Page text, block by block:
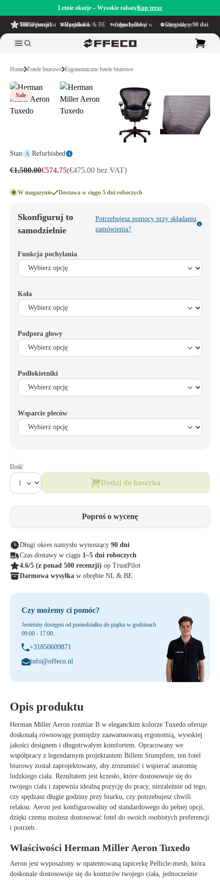
Letnie okazje – Wysokie rabatyKup teraz
4.6/5
z ponad 500 recenzji
na TrustPilot Darmowa wysyłka
w obrębie NL & BE Czas dostawy w ciągu
1–5 dni roboczych Długi okres namysłu wynoszący90 dni
Home Fotele biurowe Ergonomiczne fotele biurowe
Sale
Stan A Refurbished
€1,500.00€574.75(€475.00 bez VAT)
W magazynie Dostawa w ciągu 5 dni roboczych
Skonfiguruj to
samodzielnie
Potrzebujesz pomocy przy składaniu
zamówienia?
Funkcja pochylania
Koła
Podpora głowy
Podłokietniki
Wsparcie pleców
Ilość
Dodaj do koszyka
Poproś o wycenę
Długi okres namysłu wynoszący 90 dni
Czas dostawy w ciągu 1–5 dni roboczych
4.6/5 (z ponad 500 recenzji) op TrustPilot
Darmowa wysyłka w obrębie NL & BE
Czy możemy ci pomóc?
Jesteśmy dostępni od poniedziałku do piątku w godzinach
09:00 - 17:00.
+31850609871
info@offeco.nl
Opis produktu
Herman Miller Aeron rozmiar B w eleganckim kolorze Tuxedo oferuje
doskonałą równowagę pomiędzy zaawansowaną ergonomią, wysokiej
jakości designem i długotrwałym komfortem. Opracowany we
współpracy z legendarnym projektantem Billem Stumpfem, ten fotel
biurowy został zaprojektowany, aby zrozumieć i wspierać anatomię
ludzkiego ciała. Rezultatem jest krzesło, które dostosowuje się do
twojego ciała i zapewnia idealną pozycję do pracy, niezależnie od tego,
czy spędzasz długie godziny przy biurku, czy potrzebujesz chwili
relaksu. Aeron jest konfigurowalny od standardowego do pełnej opcji,
dzięki czemu możesz dostosować fotel do swoich osobistych preferencji
i potrzeb.
Właściwości Herman Miller Aeron Tuxedo
Aeron jest wyposażony w opatentowaną tapicerkę Pellicle-mesh, która
doskonale dostosowuje się do konturów twojego ciała, jednocześnie